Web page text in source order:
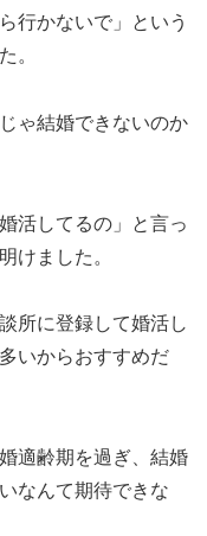
行かないで」という
。
ゃ結婚できないのか
活してるの」と言っ
けました。
所に登録して婚活し
いからおすすめだ
適齢期を過ぎ、結婚
なんて期待できな